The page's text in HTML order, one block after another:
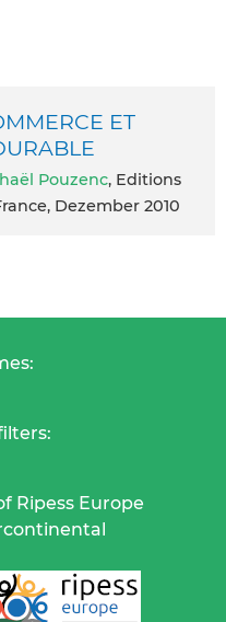
ET
Pouzenc, Editions
Dezember 2010
Ripess Europe